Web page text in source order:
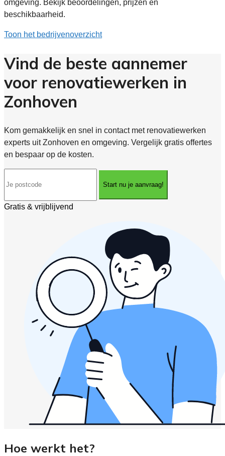
omgeving. Bekijk beoordelingen, prijzen en
beschikbaarheid.
Toon het bedrijvenoverzicht
Vind de beste aannemer
voor renovatiewerken in
Zonhoven
Kom gemakkelijk en snel in contact met renovatiewerken
experts uit Zonhoven en omgeving. Vergelijk gratis offertes
en bespaar op de kosten.
Start nu je aanvraag!
Gratis & vrijblijvend
Hoe werkt het?